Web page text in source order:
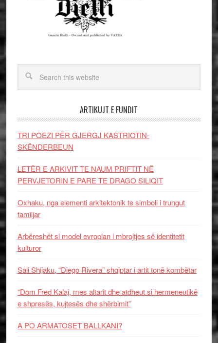
ARTIKUJT E FUNDIT
TRI POEZI PËR GJERGJ KASTRIOTIN-
SKËNDERBEUN
LETËR E ARKIVIT TE NAUM PRIFTIT NË
PERVJETORIN E PARE TE DRAGO SILIQIT
Oxhaku, nga elementi arkitektonik te simboli i trungut
familjar
Arbëreshët si model evropian i mbrojtjes së identitetit
kulturor
Sali Shijaku, “Diego Rivera” shqiptar i artit tonë kombëtar
“Dom Fred Kalaj, mes altarit dhe atdheut si hermeneutikë
e shpresës, kujtesës dhe shërbimit”
A PO ARMATOSET BALLKANI?